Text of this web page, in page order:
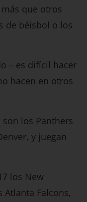
que otros
de béisbol o los
– es difícil hacer
hacen en otros
son los Panthers
y juegan
los New
Atlanta Falcons,